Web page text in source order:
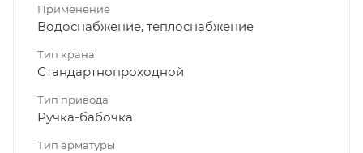
Применение
Водоснабжение, теплоснабжение
Тип крана
Стандартнопроходной
Тип привода
Ручка-бабочка
Тип арматуры